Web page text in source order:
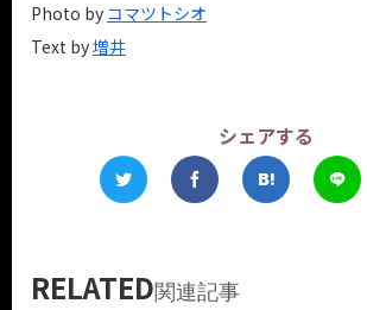
Photo by コマツトシオ
Text by増井
シェアする
RELATED関連記事